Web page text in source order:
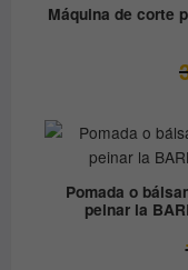
Máquina de corte
Pomada o
peinar la